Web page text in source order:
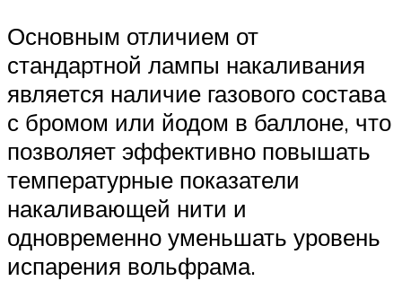
Основным отличием от
стандартной лампы накаливания
является наличие газового состава
с бромом или йодом в баллоне, что
позволяет эффективно повышать
температурные показатели
накаливающей нити и
одновременно уменьшать уровень
испарения вольфрама.